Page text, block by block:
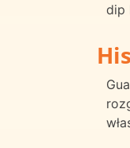
dip